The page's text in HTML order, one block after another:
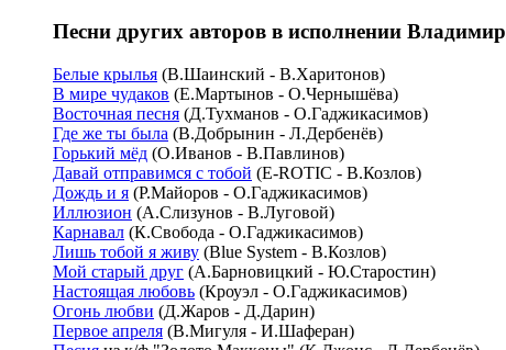
Песни других авторов в исполнении
Белые крылья (В.Шаинский - В.Харитонов)
В мире чудаков (Е.Мартынов - О.Чернышёва)
Восточная песня (Д.Тухманов - О.Гаджикасимов)
Где же ты была (В.Добрынин - Л.Дербенёв)
Горький мёд (О.Иванов - В.Павлинов)
Давай отправимся с тобой (E-ROTIC - В.Козлов)
Дождь и я (Р.Майоров - О.Гаджикасимов)
Иллюзион (А.Слизунов - В.Луговой)
Карнавал (К.Свобода - О.Гаджикасимов)
Лишь тобой я живу (Blue System - В.Козлов)
Мой старый друг (А.Барновицкий - Ю.Старостин)
Настоящая любовь (Кроуэл - О.Гаджикасимов)
Огонь любви (Д.Жаров - Д.Дарин)
Первое апреля (В.Мигуля - И.Шаферан)